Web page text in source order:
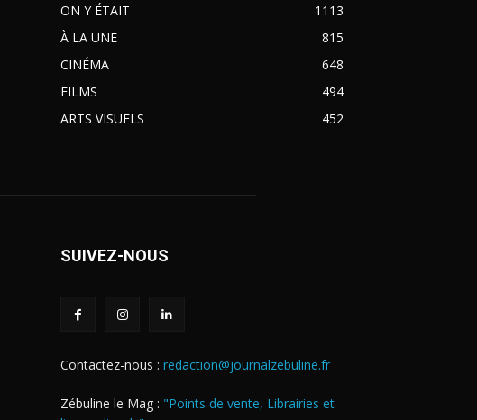
ON Y ÉTAIT
1113
À LA UNE
815
CINÉMA
648
FILMS
494
ARTS VISUELS
452
SUIVEZ-NOUS
Contactez-nous : redaction@journalzebuline.fr
Zébuline le Mag : "Points de vente, Librairies et